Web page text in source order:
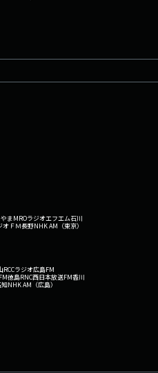
まMROラジオエフエム石川
オ ＦＭ長野NHK AM（東京）
RCCラジオ広島FM
FM徳島RNC西日本放送FM香川
知NHK AM（広島）